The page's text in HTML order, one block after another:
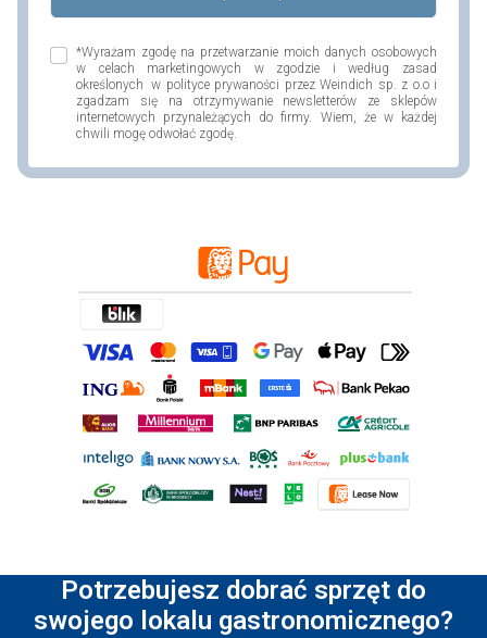
*Wyrażam zgodę na przetwarzanie moich danych osobowych
w celach marketingowych w zgodzie i według zasad
określonych w polityce prywaności przez Weindich sp. z o.o i
zgadzam się na otrzymywanie newsletterów ze sklepów
internetowych przynależących do firmy. Wiem, że w każdej
chwili mogę odwołać zgodę.
Potrzebujesz dobrać sprzęt do
swojego lokalu gastronomicznego?